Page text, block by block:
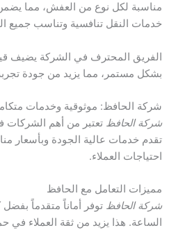
مناسبة لكل نوع من العفش، مما
خدمات النقل تنافسية وتناسب جميع
الفريق المحترف في الشركة يضيف
بشكل مستمر، مما يزيد من جودة تجربة
شركة الحافظ: موثوقية وخدمات
شركة الحافظ تعتبر من أهم الشركات
تقدم خدمات عالية الجودة وبأسعار
احتياجات العملاء.
مميزات التعامل مع الحافظ
شركة الحافظ توفر أماناً متقدماً
الساعة. هذا يزيد من ثقة العملاء في